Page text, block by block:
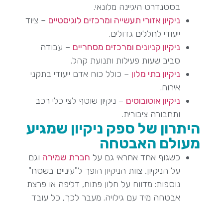
בסטנדרט היגיינה מלונאי.
ניקיון אזורי תעשייה ומרכזים לוגיסטיים – ציוד
ייעודי לחללים גדולים.
ניקיון קניונים ומרכזים מסחריים – עבודה
סביב שעות פעילות ותנועת קהל.
ניקיון בתי מלון – כולל כוח אדם ייעודי בתקני
אירוח.
ניקיון אוטובוסים – ניקיון שוטף לצי כלי רכב
ותחבורה ציבורית.
היתרון של ספק ניקיון שמגיע
מעולם האבטחה
כשגוף אחד אחראי גם על חברת שמירה וגם
על הניקיון, צוות הניקיון הופך ל"עיניים בשטח"
נוספות: מדווח על חלון פתוח, דליפה או פרצת
אבטחה מיד עם גילויה. מעבר לכך, כל עובד